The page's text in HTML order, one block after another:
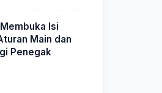
Isi
Main dan
Penegak